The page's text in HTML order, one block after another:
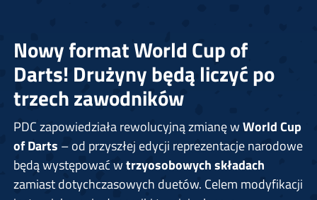
Nowy format World Cup of
Darts! Drużyny będą liczyć po
trzech zawodników
PDC zapowiedziała rewolucyjną zmianę wWorld Cup
of Darts – od przyszłej edycji reprezentacje narodowe
będą występować wtrzyosobowych składach
zamiast dotychczasowych duetów. Celem modyfikacji